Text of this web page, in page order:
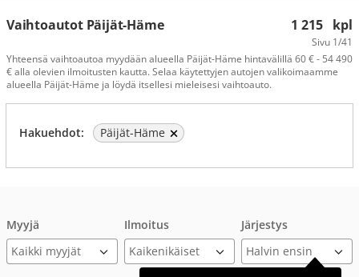
1 215 kpl
Sivu 1/41
Vaihtoautot Päijät-Häme
Yhteensä vaihtoautoa myydään alueella Päijät-Häme hintavälillä 60 € - 54 490
€ alla olevien ilmoitusten kautta. Selaa käytettyjen autojen valikoimaamme
alueella Päijät-Häme ja löydä itsellesi mieleisesi vaihtoauto.
Hakuehdot: Päijät-Häme
Myyjä
Kaikki myyjät
Ilmoitus Järjestys